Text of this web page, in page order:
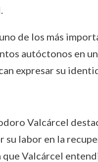
de los más
autóctonos en
expresar su
Valcárcel
labor en la
Valcárcel